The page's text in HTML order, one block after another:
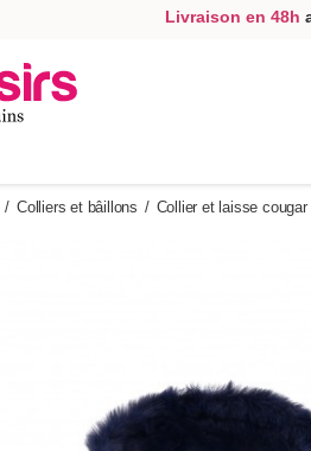
Livraison en 48h
/ Colliers et bâillons / Collier et laisse cougar